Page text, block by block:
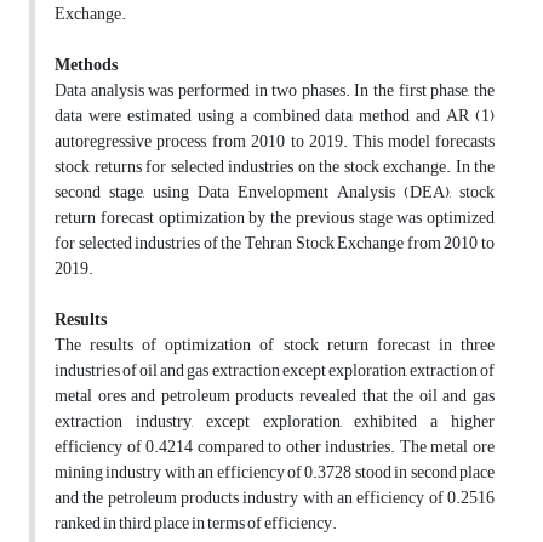
Exchange.
Methods
Data analysis was performed in two phases. In the first phase, the
data were estimated using a combined data method and AR(1)
autoregressive process, from 2010 to 2019. This model forecasts
stock returns for selected industries on the stock exchange. In the
second stage, using Data Envelopment Analysis (DEA), stock
return forecast optimization by the previous stage was optimized
for selected industries of the Tehran Stock Exchange from 2010 to
2019.
Results
The results of optimization of stock return forecast in three
industries of oil and gas extraction except exploration, extraction of
metal ores and petroleum products revealed that the oil and gas
extraction industry, except exploration, exhibited a higher
efficiency of 0.4214 compared to other industries. The metal ore
mining industry with an efficiency of 0.3728 stood in second place
and the petroleum products industry with an efficiency of 0.2516
ranked in third place in terms of efficiency.